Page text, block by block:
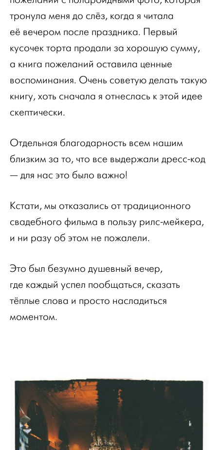
тронула меня до слёз, когда я читала
её вечером после праздника. Первый
кусочек торта продали за хорошую сумму,
а книга пожеланий оставила ценные
воспоминания. Очень советую делать такую
книгу, хоть сначала я отнеслась к этой идее
скептически.
Отдельная благодарность всем нашим
близким за то, что все выдержали дресс-код
— для нас это было важно!
Кстати, мы отказались от традиционного
свадебного фильма в пользу рилс-мейкера,
и ни разу об этом не пожалели.
Это был безумно душевный вечер,
где каждый успел пообщаться, сказать
тёплые слова и просто насладиться
моментом.